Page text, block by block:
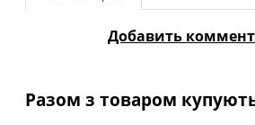
Добавить
Разом з товаром